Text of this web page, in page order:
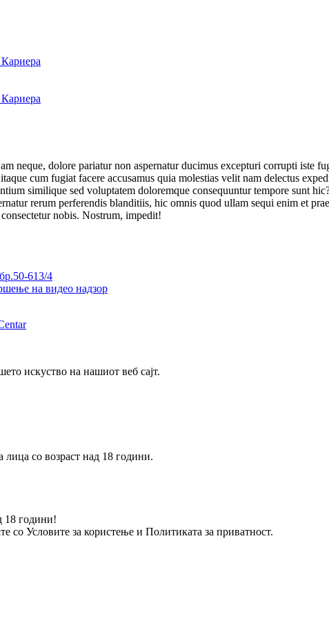
Кариера
Кариера
neque, dolore pariatur non aspernatur ducimus excepturi corrupti iste
cum fugiat facere accusamus quia molestias velit nam delectus
similique sed voluptatem doloremque consequuntur tempore sunt
rerum perferendis blanditiis, hic omnis quod ullam sequi enim et
nobis. Nostrum, impedit!
613/4
на видео надзор
искуство на нашиот веб сајт.
лица со возраст над 18 години.
18 години!
со Условите за користење и Политиката за приватност.